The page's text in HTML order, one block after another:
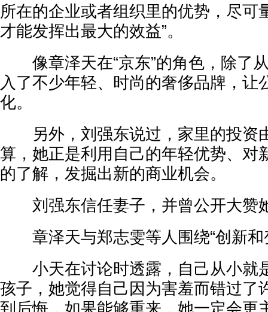
所在的企业或者组织里的优势，尽可
才能发挥出最大的效益”。
像章泽天在“京东”的角色，除了
入了不少年轻、时尚的奢侈品牌，让
化。
另外，刘强东说过，家里的投资
算，她正是利用自己的年轻优势、对
的了解，发掘出新的商业机会。
刘强东信任妻子，并曾公开大赞
章泽天与郑志雯等人围绕“创新和
小天在讨论时透露，自己从小就
孩子，她觉得自己因为害羞而错过了
到后悔，如果能够重来，她一定会更